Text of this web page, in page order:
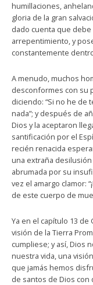
humillaciones,
gloria de la gran
dado cuenta que
arrepentimiento, y
constantemente
A menudo, muchos
desconformes con su
diciendo: “Si no he
nada”; y después de
Dios y la aceptaron
santificación por el
recién renacida
una extraña
abrumada por su
vez el amargo clamor:
de este cuerpo de
Ya en el capítulo 13
visión de la Tierra
cumpliese; y así, Dios
nuestra vida, una
que jamás hemos
de santos de Dios